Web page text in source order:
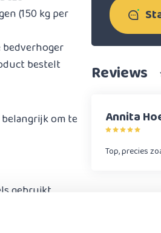
(150 kg per
bedverhoger
bestelt
om te
gebruikt
je dit artikel
Reviews
Annita
Top, precies